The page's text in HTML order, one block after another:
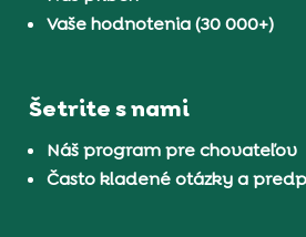
Vaše hodnotenia (30 000+)
Šetrite s nami
Náš program pre chovateľov
Často kladené otázky a